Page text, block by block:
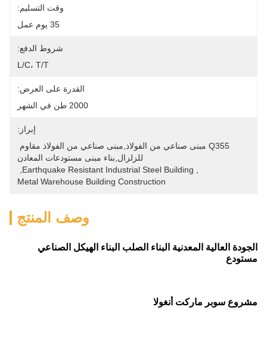
وقت التسليم:
35 يوم عمل
شروط الدفع:
L/C، T/T
القدرة على العرض:
2000 طن في الشهر
إبراز:
للزلزال,بناء مبنى مستودعات المعادن
Earthquake Resistant Industrial Steel Building
Metal Warehouse Building Construction
وصف المنتج
الجودة العالية المعدنية البناء الصلب البناء الهيكل الصناعي
مستودع
مشروع سوبر ماركت أنغولا